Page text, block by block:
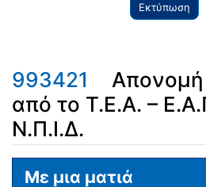
Εκτύπωση
993421
Απονομή
από το Τ.Ε.Α. –
Ν.Π.Ι.Δ.
Μετάβαση σε: πλοήγηση
Με μια ματιά